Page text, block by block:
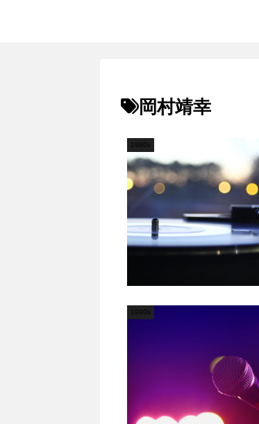
岡村靖幸
1980s
1990s